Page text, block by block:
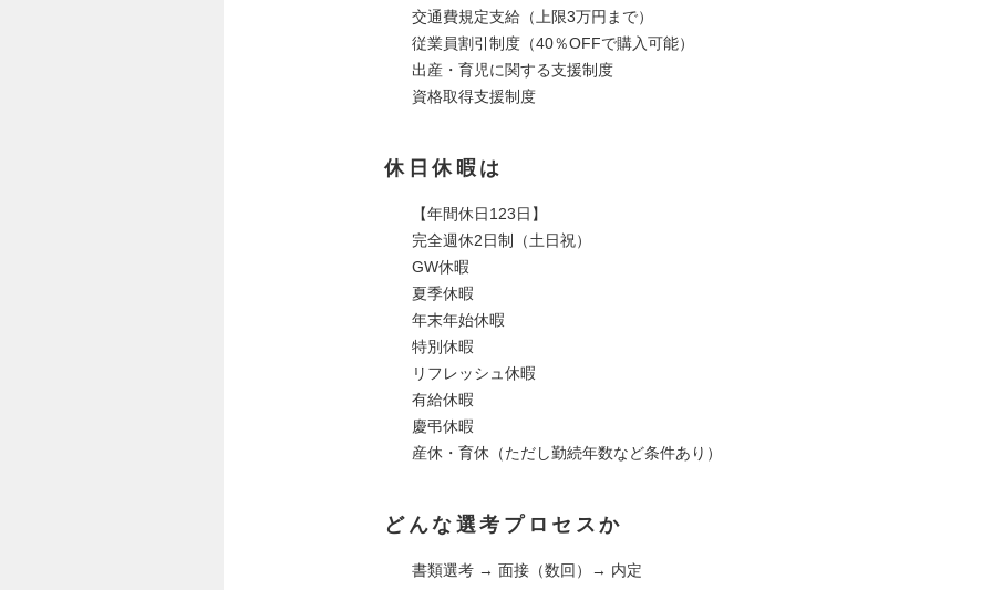
交通費規定支給（上限3万円まで）
従業員割引制度（40％OFFで購入可能）
出産・育児に関する支援制度
資格取得支援制度
休日休暇は
【年間休日123日】
完全週休2日制（土日祝）
GW休暇
夏季休暇
年末年始休暇
特別休暇
リフレッシュ休暇
有給休暇
慶弔休暇
産休・育休（ただし勤続年数など条件あり）
どんな選考プロセスか
書類選考 → 面接（数回）→ 内定